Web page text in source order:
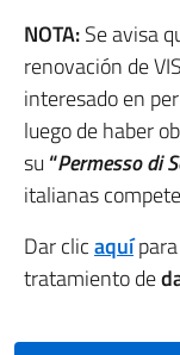
NOTA:Se avisa
renovación de
interesado en
luego de haber
su “Permesso di
italianas
Dar clicaquí
tratamiento de